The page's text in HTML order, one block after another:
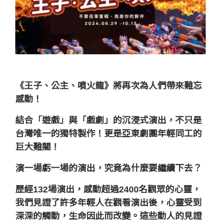
《王子、公主、噴火龍》將再次為人們帶來難忘
感動！
結合「遊戲」與「戲劇」的沉浸式演出，不只是
台灣唯一的獨特製作！更是亞東劇團年輕同工的
巨大難關！
演一場虧一場的演出，究竟為什麼要繼續下去？
歷經132場演出，感動超過2400名觀眾的心靈，
我們見證了許多年輕人在觀看演出後，心靈受到
深深的觸動，生命因此而改變。這些動人的見證